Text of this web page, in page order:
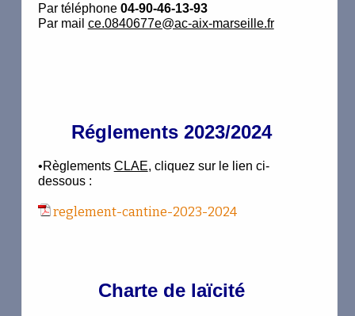
Par téléphone 04-90-46-13-93
Par mail ce.0840677e@ac-aix-marseille.fr
Réglements 2023/2024
•Règlements CLAE, cliquez sur le lien ci-
dessous :
reglement-cantine-2023-2024
Charte de laïcité